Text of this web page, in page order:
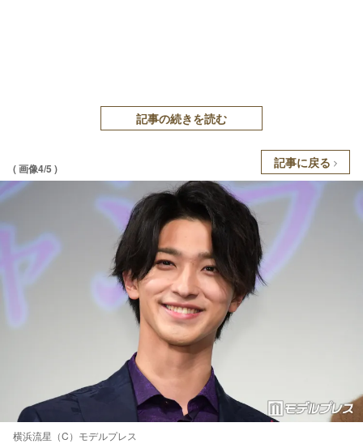
記事の続きを読む
( 画像4/5 ) 記事に戻る
横浜流星（C）モデルプレス